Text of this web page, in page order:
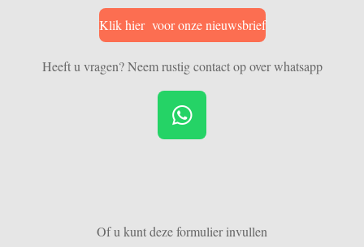
Klik hier voor onze nieuwsbrief
Heeft u vragen? Neem rustig contact op over whatsapp
W
h
A
Of u kunt deze formulier invullen